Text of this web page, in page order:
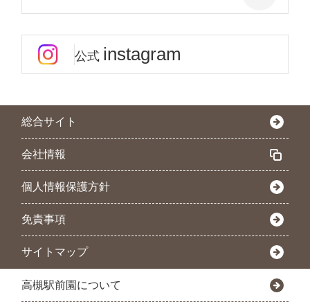
公式 instagram
総合サイト
会社情報
個人情報保護方針
免責事項
サイトマップ
高槻駅前園について